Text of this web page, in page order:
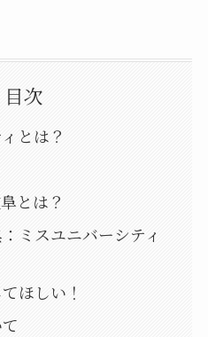
目次
とは？
とは？
ミスユニバーシティ
ほしい！